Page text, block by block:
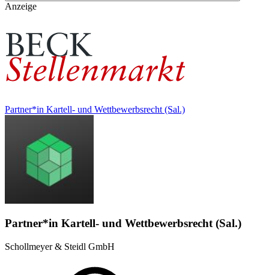
Anzeige
Partner*in Kartell- und Wettbewerbsrecht (Sal.)
Partner*in Kartell- und Wettbewerbsrecht (Sal.)
Schollmeyer & Steidl GmbH